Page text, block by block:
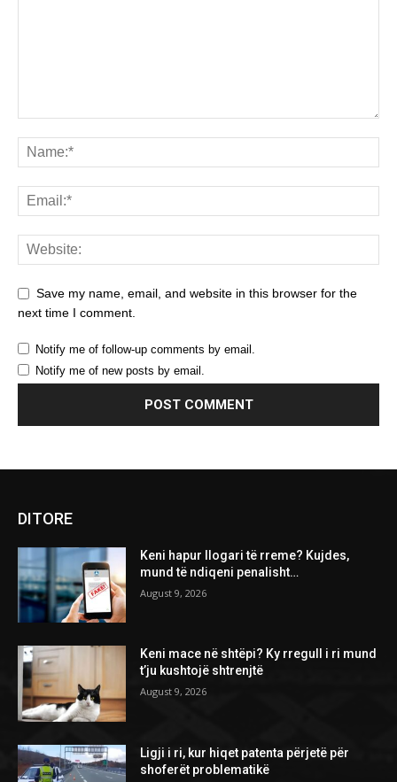
Save my name, email, and website in this browser for the
next time I comment.
Notify me of follow-up comments by email.
Notify me of new posts by email.
DITORE
Keni hapur llogari të rreme? Kujdes,
mund të ndiqeni penalisht…
August 9, 2026
Keni mace në shtëpi? Ky rregull i ri mund
t’ju kushtojë shtrenjtë
August 9, 2026
Ligji i ri, kur hiqet patenta përjetë për
shoferët problematikë